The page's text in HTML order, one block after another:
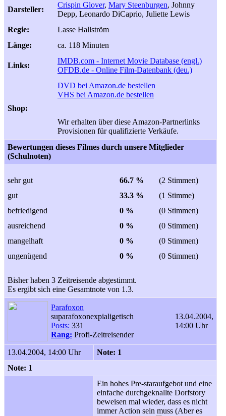
Darsteller:
Crispin Glover, Mary Steenburgen, Johnny
Depp, Leonardo DiCaprio, Juliette Lewis
Regie:
Lasse Hallström
Länge:
ca. 118 Minuten
Links:
IMDB.com - Internet Movie Database (engl.)
OFDB.de - Online Film-Datenbank (deu.)
Shop:
DVD bei Amazon.de bestellen
VHS bei Amazon.de bestellen
Wir erhalten über diese Amazon-Partnerlinks
Provisionen für qualifizierte Verkäufe.
Bewertungen dieses Filmes durch unsere Mitglieder
(Schulnoten)
sehr gut 66.7 %
(2 Stimmen)
gut
33.3 %
(1 Stimme)
befriedigend
0 %
(0 Stimmen)
ausreichend
0 %
(0 Stimmen)
mangelhaft
0 %
(0 Stimmen)
ungenügend
0 % (0 Stimmen)
Bisher haben 3 Zeitreisende abgestimmt.
Es ergibt sich eine Gesamtnote von 1.3.
Parafoxon
suparafoxonexpialigetisch
Posts: 331
Rang: Profi-Zeitreisender
13.04.2004,
14:00 Uhr
13.04.2004, 14:00 Uhr
Note: 1
Note: 1
Ein hohes Pre-staraufgebot und eine
einfache durchgeknallte Dorfstory
beweisen mal wieder, dass es nicht
immer Action sein muss (Aber es